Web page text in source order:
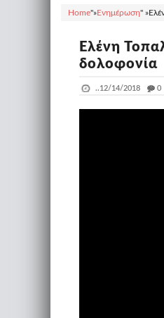
Home"»Ενημέρωση" »
Ελένη
δολοφονία
..12/14/2018 _ 0